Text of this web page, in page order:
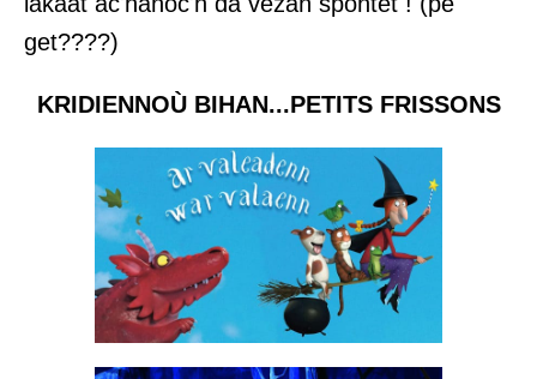
get????)
KRIDIENNOÙ BIHAN...PETITS FRISSONS